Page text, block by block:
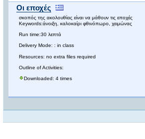
Οι εποχές
σκοπός της ακολουθίας είναι να μάθουν τις εποχές
Keywords:άνοιξη, καλοκαίρι φθινόπωρο, χειμώνας
Run time:30 λεπτά
Delivery Mode: : in class
Resources: no extra files required
Outline of Activities:
Downloaded: 4 times